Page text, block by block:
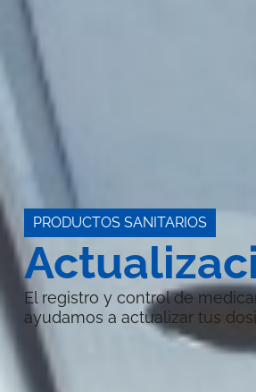
PRODUCTOS SANITARIOS
El registro y control de
ayudamos a actualizar tus